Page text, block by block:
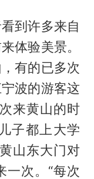
到许多来自
体验美景。
有的已多次
波的游客这
来黄山的时
子都上大学
山东大门对
一次。“每次